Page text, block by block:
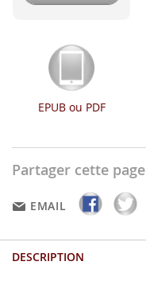
EPUB ou PDF
Partager cette page
EMAIL
DESCRIPTION